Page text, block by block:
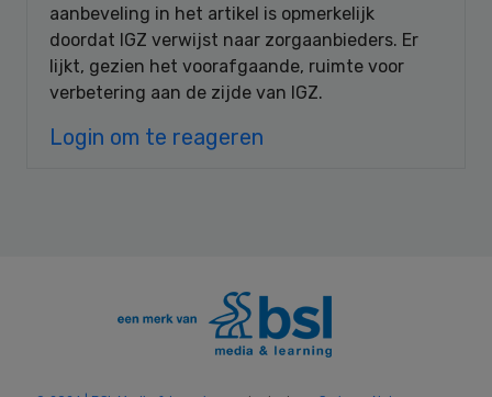
aanbeveling in het artikel is opmerkelijk
doordat IGZ verwijst naar zorgaanbieders. Er
lijkt, gezien het voorafgaande, ruimte voor
verbetering aan de zijde van IGZ.
Login om te reageren